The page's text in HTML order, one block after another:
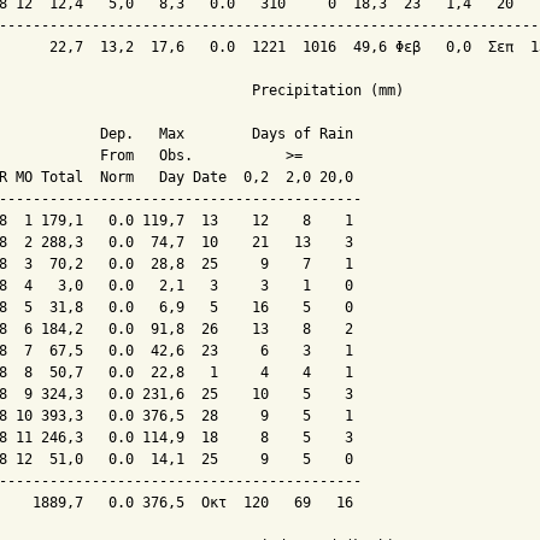
12  12,4   5,0   8,3   0.0   310     0  18,3  23   1,4   20
22,7  13,2  17,6   0.0  1221  1016  49,6 Φεβ   0,0  Σεπ
Precipitation (mm)
Dep.   Max        Days of Rain
From   Obs.           >=
MO Total  Norm   Day Date  0,2  2,0 20,0
1 179,1   0.0 119,7  13    12    8    1
2 288,3   0.0  74,7  10    21   13    3
3  70,2   0.0  28,8  25     9    7    1
4   3,0   0.0   2,1   3     3    1    0
5  31,8   0.0   6,9   5    16    5    0
6 184,2   0.0  91,8  26    13    8    2
7  67,5   0.0  42,6  23     6    3    1
8  50,7   0.0  22,8   1     4    4    1
9 324,3   0.0 231,6  25    10    5    3
10 393,3   0.0 376,5  28     9    5    1
11 246,3   0.0 114,9  18     8    5    3
12  51,0   0.0  14,1  25     9    5    0
1889,7   0.0 376,5  Οκτ  120   69   16